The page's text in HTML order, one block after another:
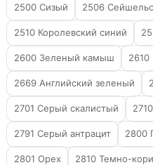
2500 Сизый 2506
2510 Королевский синий
2600 Зеленый камыш 2610
2669 Английский зеленый
2701 Серый скалистый
2791 Серый антрацит 2800
2801 Орех 2810 Темно-